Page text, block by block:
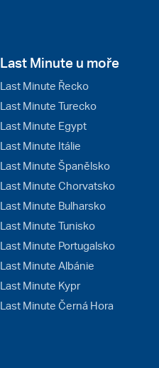
Last Minute u moře
Last Minute Řecko
Last Minute Turecko
Last Minute Egypt
Last Minute Itálie
Last Minute Španělsko
Last Minute Chorvatsko
Last Minute Bulharsko
Last Minute Tunisko
Last Minute Portugalsko
Last Minute Albánie
Last Minute Kypr
Last Minute Černá Hora